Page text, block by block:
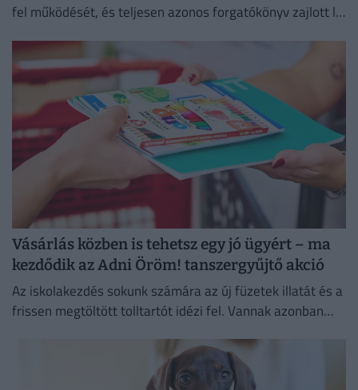
fel működését, és teljesen azonos forgatókönyv zajlott le
Vásárlás közben is tehetsz egy jó ügyért – ma
kezdődik az Adni Öröm! tanszergyűjtő akció
Az iskolakezdés sokunk számára az új füzetek illatát és a
frissen megtöltött tolltartót idézi fel. Vannak azonban